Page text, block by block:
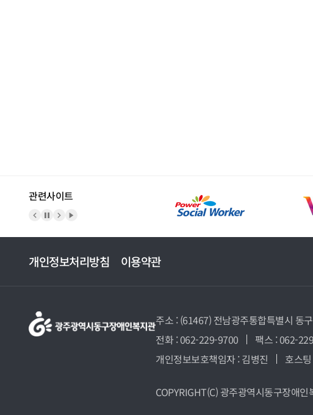
관련사이트
이전 배너
배너 정지
다음 배너
배너 재생
개인정보처리방침 이용약관
주소 : (61467) 전남광주통합특별시 동
전화 : 062-229-9700
팩스 : 062-
개인정보보호책임자 : 김병진
호스
COPYRIGHT(C)광주광역시동구장애인